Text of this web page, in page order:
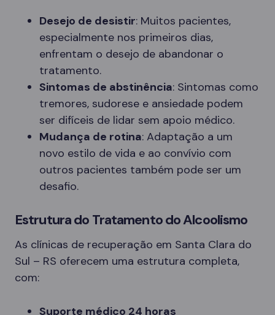
Desejo de desistir: Muitos pacientes,
especialmente nos primeiros dias,
enfrentam o desejo de abandonar o
tratamento.
Sintomas de abstinência: Sintomas como
tremores, sudorese e ansiedade podem
ser difíceis de lidar sem apoio médico.
Mudança de rotina: Adaptação a um
novo estilo de vida e ao convívio com
outros pacientes também pode ser um
desafio.
Estrutura do Tratamento do Alcoolismo
As clínicas de recuperação em Santa Clara do
Sul – RS oferecem uma estrutura completa,
com:
Suporte médico 24 horas